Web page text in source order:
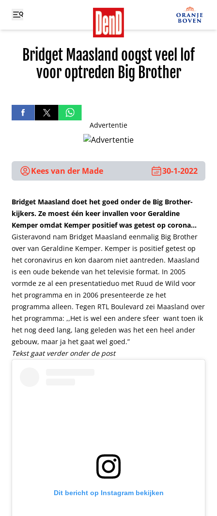
Bridget Maasland oogst veel lof
voor optreden Big Brother
Advertentie
Kees van der Made 30-1-2022
Bridget Maasland doet het goed onder de Big Brother-
kijkers. Ze moest één keer invallen voor Geraldine
Kemper omdat Kemper positief was getest op corona…
Gisteravond nam Bridget Maasland eenmalig Big Brother
over van Geraldine Kemper. Kemper is positief getest op
het coronavirus en kon daarom niet aantreden. Maasland
is een oude bekende van het televisie format. In 2005
vormde ze al een presentatieduo met Ruud de Wild voor
het programma en in 2006 presenteerde ze het
programma alleen. Tegen RTL Boulevard zei Maasland over
het programma: ,,Het is wel een andere sfeer want toen ik
het nog deed lang, lang geleden was het een heel ander
gebouw, maar ja het gaat wel goed.”
Tekst gaat verder onder de post
Dit bericht op Instagram bekijken